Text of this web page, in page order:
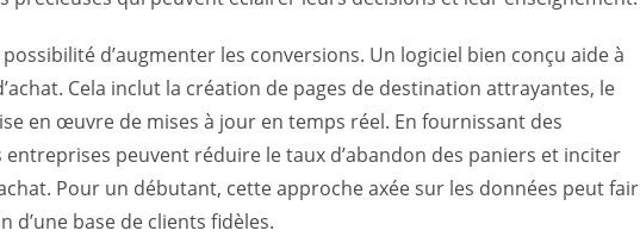
d’augmenter les conversions. Un logiciel bien conçu aide à
Cela inclut la création de pages de destination attrayantes, le
en œuvre de mises à jour en temps réel. En fournissant des
peuvent réduire le taux d’abandon des paniers et inciter
Pour un débutant, cette approche axée sur les données peut
base de clients fidèles.